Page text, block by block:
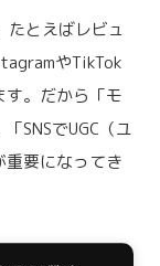
たとえばレビュ
やTikTok
。だから「モ
SNSでUGC（ユ
要になってき